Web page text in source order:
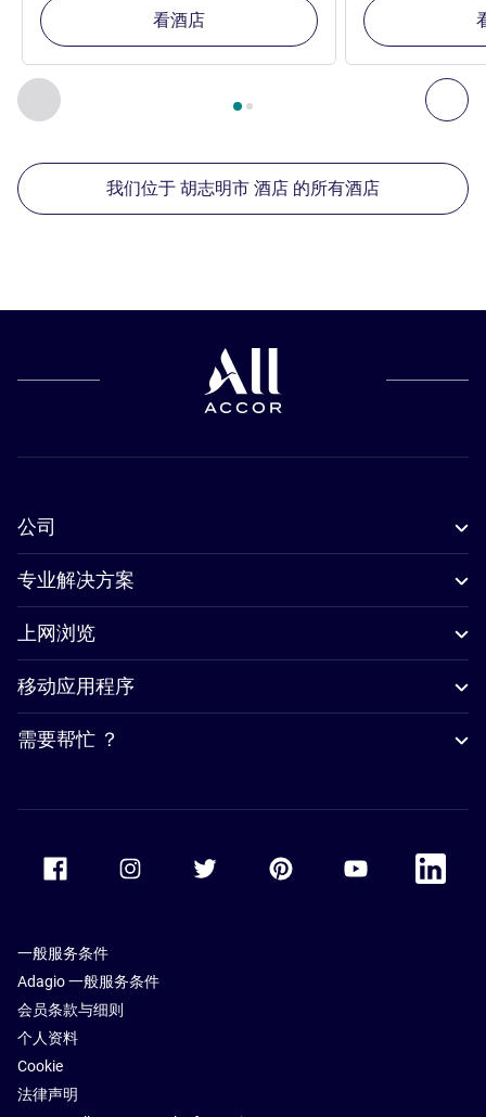
上一个 - 我们在附近的其他酒店 下
第 1页，共 , 我们在附近的其他酒店 1 :, 我们在附近的
看酒店
我们位于 胡志明市 酒店 的所有酒店
公司
专业解决方案
上网浏览
移动应用程序
需要帮忙 ？
Accor Facebook Accor TwitterAccor PinterestAccor Youtube
Accor
一般服务条件
Adagio 一般服务条件
会员条款与细则
个人资料
Cookie
法律声明